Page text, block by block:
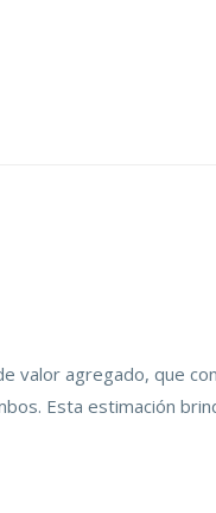
valor agregado, que
Esta estimación